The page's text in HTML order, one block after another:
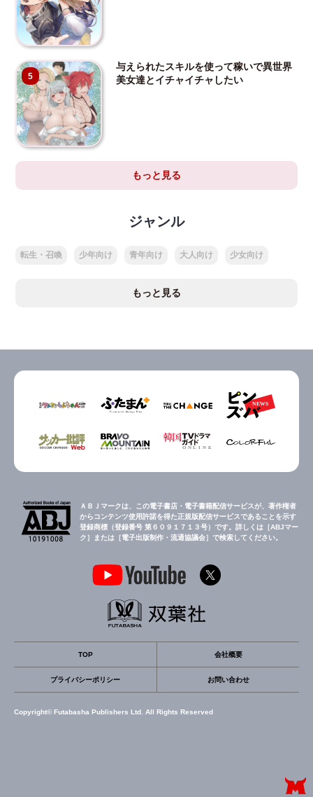
5
与えられたスキルを使って稼いで異世界
美女達とイチャイチャしたい
もっと見る
ジャンル
転生・召喚 少年向け 青年向け 大人向け 少女向け
もっと見る
ＡＢＪマークは、この電子書店・電子書籍配信サービスが、著作権者
からコンテンツ使用許諾を得た正規版配信サービスであることを示す
登録商標（登録番号 第６０９１７１３号）です。詳しくは［ABJマー
ク］または［電子出版制作・流通協議会］で検索してください。
TOP 会社概要
プライバシーポリシー お問い合わせ
Copyright© Futabasha Publishers Ltd. All Rights Reserved